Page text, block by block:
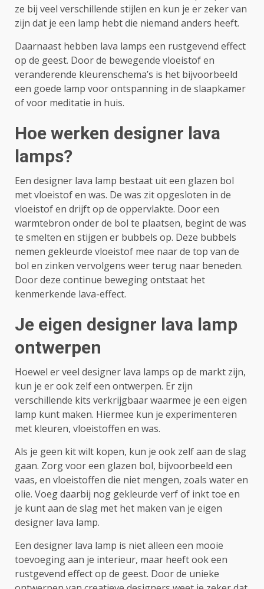
ze bij veel verschillende stijlen en kun je er zeker van
zijn dat je een lamp hebt die niemand anders heeft.
Daarnaast hebben lava lamps een rustgevend effect
op de geest. Door de bewegende vloeistof en
veranderende kleurenschema’s is het bijvoorbeeld
een goede lamp voor ontspanning in de slaapkamer
of voor meditatie in huis.
Hoe werken designer lava
lamps?
Een designer lava lamp bestaat uit een glazen bol
met vloeistof en was. De was zit opgesloten in de
vloeistof en drijft op de oppervlakte. Door een
warmtebron onder de bol te plaatsen, begint de was
te smelten en stijgen er bubbels op. Deze bubbels
nemen gekleurde vloeistof mee naar de top van de
bol en zinken vervolgens weer terug naar beneden.
Door deze continue beweging ontstaat het
kenmerkende lava-effect.
Je eigen designer lava lamp
ontwerpen
Hoewel er veel designer lava lamps op de markt zijn,
kun je er ook zelf een ontwerpen. Er zijn
verschillende kits verkrijgbaar waarmee je een eigen
lamp kunt maken. Hiermee kun je experimenteren
met kleuren, vloeistoffen en was.
Als je geen kit wilt kopen, kun je ook zelf aan de slag
gaan. Zorg voor een glazen bol, bijvoorbeeld een
vaas, en vloeistoffen die niet mengen, zoals water en
olie. Voeg daarbij nog gekleurde verf of inkt toe en
je kunt aan de slag met het maken van je eigen
designer lava lamp.
Een designer lava lamp is niet alleen een mooie
toevoeging aan je interieur, maar heeft ook een
rustgevend effect op de geest. Door de unieke